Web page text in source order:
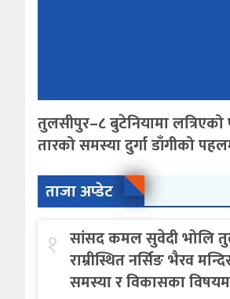
तुलसीपुर–८ बुटेनियामा
तारको समस्या दुर्गा डाँगीको
ताजा अप्डेट
१ सांसद कमल सुवेदी भोलि
राम्रीस्थित नर्सिङ भैरव
समस्या र विकासका